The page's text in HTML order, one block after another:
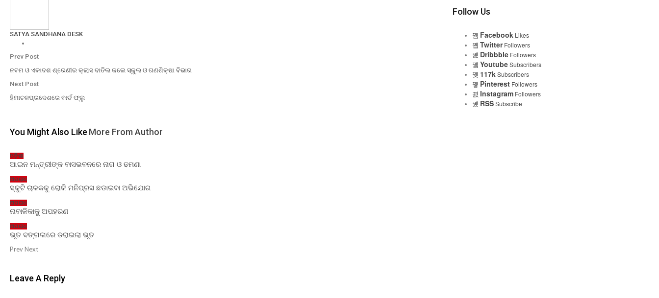
SATYA SANDHANA DESK
Prev Post
ନବମ ଓ ଏକାଦଶ ଶ୍ରେଣୀର କ୍ଲାସ ବାତିଲ କଲେ ସ୍କୁଲ ଓ ଗଣଶିକ୍ଷା ବିଭାଗ
Next Post
ହିମାଚଳପ୍ରଦେଶରେ ବାର୍ଡ ଫ୍ଲୁ
You Might Also Like More From Author
ଓଡ଼ିଶା
ଆଇନ ମନ୍ତ୍ରୀଙ୍କ ବାସଭବନରେ ନାଗ ଓ ଢମଣା
ଅପରାଧ
ସ୍କୁଟି ଚାଳକକୁ ରୋକି ମନିପ୍ରସ ଛଡାଇବା ଅଭିଯୋଗ
ଅପରାଧ
ନାବାଳିକାକୁ ଅପହରଣ
ଅପରାଧ
ଭୂତ ବଙ୍ଗଳାରେ ଡରାଇଲା ଭୂତ
PrevNext
Leave A Reply
Follow Us
Facebook Likes
Twitter Followers
Dribbble Followers
YoutubeSubscribers
117kSubscribers
Pinterest Followers
Instagram Followers
RSSSubscribe